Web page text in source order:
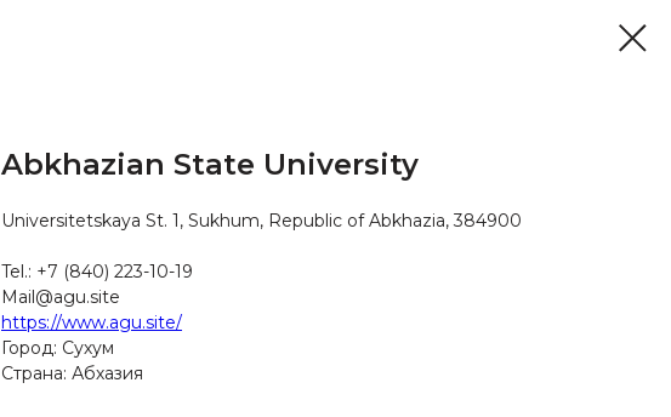
Abkhazian State University
Universitetskaya St. 1, Sukhum, Republic of Abkhazia, 384900
Tel.: +7 (840) 223-10-19
Mail@agu.site
https://www.agu.site/
Город: Сухум
Страна: Абхазия